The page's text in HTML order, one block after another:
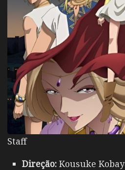
Staff
Direção: Kousuke